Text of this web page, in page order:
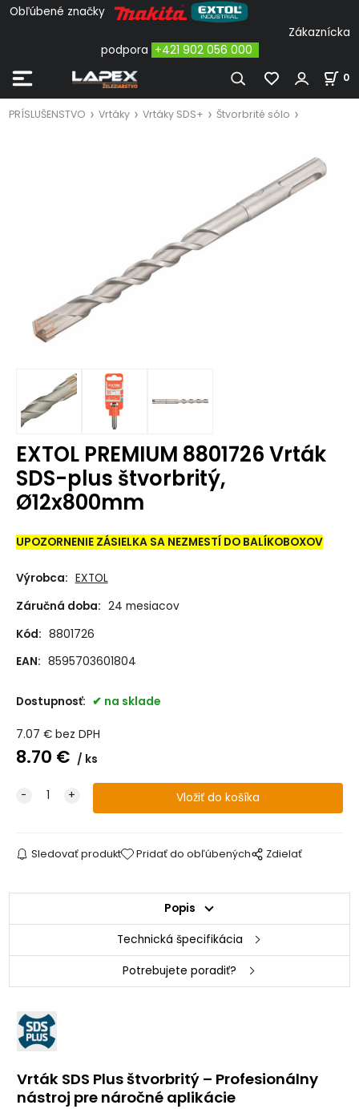
Obľúbené značky
Zákaznícka
podpora +421 902 056 000
0
PRÍSLUŠENSTVO Vrtáky Vrtáky SDS+ Štvorbrité sólo
EXTOL PREMIUM 8801726 Vrták
SDS-plus štvorbritý,
Ø12x800mm
UPOZORNENIE ZÁSIELKA SA NEZMESTÍ DO BALÍKOBOXOV
Výrobca: EXTOL
Záručná doba: 24 mesiacov
Kód: 8801726
EAN: 8595703601804
Dostupnosť: na sklade
7.07 € bez DPH
8.70 € ks
Sledovať produkt Pridať do obľúbených Zdielať
Popis
Technická špecifikácia
Potrebujete poradiť?
Vrták SDS Plus štvorbritý – Profesionálny
nástroj pre náročné aplikácie